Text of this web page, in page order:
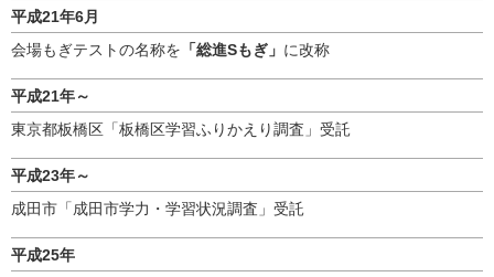
平成21年6月
会場もぎテストの名称を 「総進Sもぎ」 に改称
平成21年～
東京都板橋区「板橋区学習ふりかえり調査」受託
平成23年～
成田市「成田市学力・学習状況調査」受託
平成25年